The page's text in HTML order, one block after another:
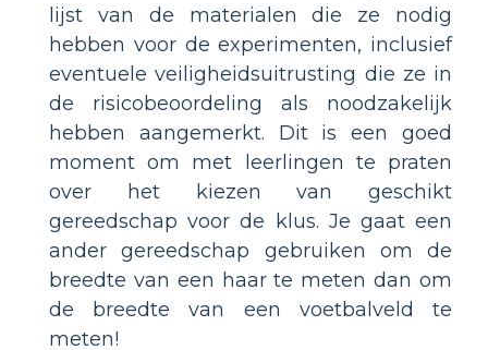
lijst van de materialen die ze nodig
hebben voor de experimenten, inclusief
eventuele veiligheidsuitrusting die ze in
de risicobeoordeling als noodzakelijk
hebben aangemerkt. Dit is een goed
moment om met leerlingen te praten
over het kiezen van geschikt
gereedschap voor de klus. Je gaat een
ander gereedschap gebruiken om de
breedte van een haar te meten dan om
de breedte van een voetbalveld te
meten!